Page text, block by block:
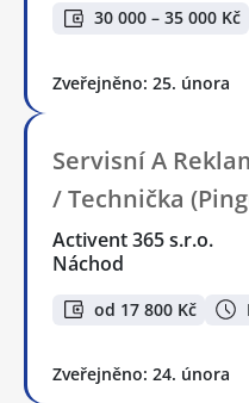
30 000 – 35 000 Kč
Zveřejněno: 25. února
Servisní A
/ Technička
Activent 365 s.r.o.
Náchod
od 17 800 Kč
Zveřejněno: 24. února